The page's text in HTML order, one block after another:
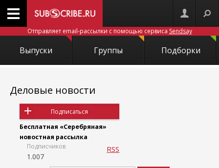
Отправляет email-рассылки с помощью сервиса Sendsay
Выпуски Группы Подборки
Деловые новости
Подписаться
Бесплатная «Серебряная»
новостная рассылка
Подписчиков
1.007
RSS